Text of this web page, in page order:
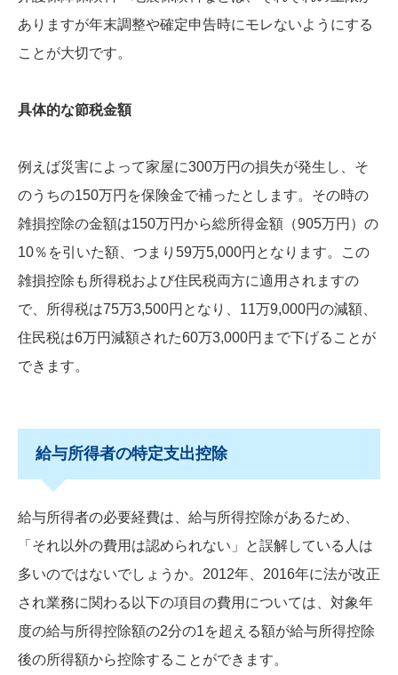
ありますが年末調整や確定申告時にモレないようにする
ことが大切です。
具体的な節税金額
例えば災害によって家屋に300万円の損失が発生し、そ
のうちの150万円を保険金で補ったとします。その時の
雑損控除の金額は150万円から総所得金額（905万円）の
10％を引いた額、つまり59万5,000円となります。この
雑損控除も所得税および住民税両方に適用されますの
で、所得税は75万3,500円となり、11万9,000円の減額、
住民税は6万円減額された60万3,000円まで下げることが
できます。
給与所得者の特定支出控除
給与所得者の必要経費は、給与所得控除があるため、
「それ以外の費用は認められない」と誤解している人は
多いのではないでしょうか。2012年、2016年に法が改正
され業務に関わる以下の項目の費用については、対象年
度の給与所得控除額の2分の1を超える額が給与所得控除
後の所得額から控除することができます。